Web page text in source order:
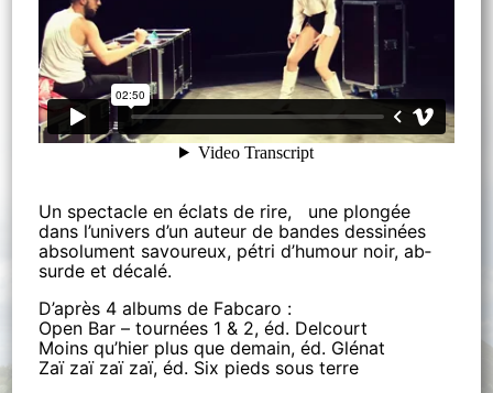
Un spec­tacle en éclats de rire, une plon­gée
dans l’uni­vers d’un au­teur de bandes des­si­nées
ab­so­lu­ment sa­vou­reux, pé­tri d’hu­mour noir, ab­
surde et dé­calé.
D’après 4 albums de Fabcaro :
Open Bar – tournées 1 & 2, éd. Delcourt
Moins qu’hier plus que demain, éd. Glénat
Zaï zaï zaï zaï, éd. Six pieds sous terre